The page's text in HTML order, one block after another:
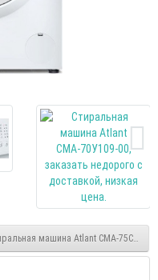
машина Atlant СМА-75С1213-